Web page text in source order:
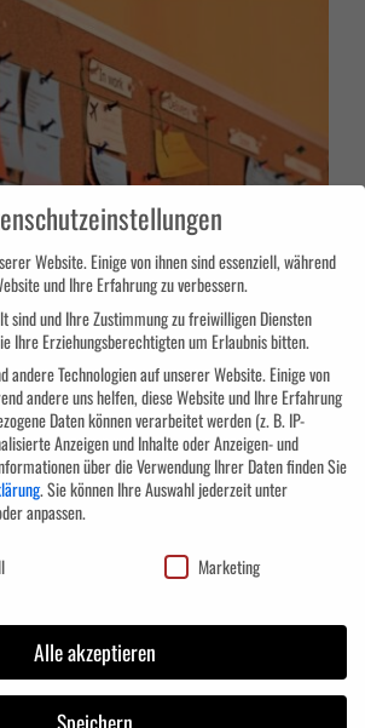
Unternehmen
sind Unternehmen dazu gezwungen immer
2nd, 2022 | Allgemein | Kommentare deaktiviertfür
Website. Einige von ihnen sind essenziell, während
und Ihre Erfahrung zu verbessern.
sind und Ihre Zustimmung zu freiwilligen Diensten
Ihre Erziehungsberechtigten um Erlaubnis bitten.
andere Technologien auf unserer Website. Einige von
andere uns helfen, diese Website und Ihre Erfahrung
Daten können verarbeitet werden (z. B. IP-
Anzeigen und Inhalte oder Anzeigen- und
über die Verwendung Ihrer Daten finden Sie
.Sie können Ihre Auswahl jederzeit unter
anpassen.
Marketing
Alle akzeptieren